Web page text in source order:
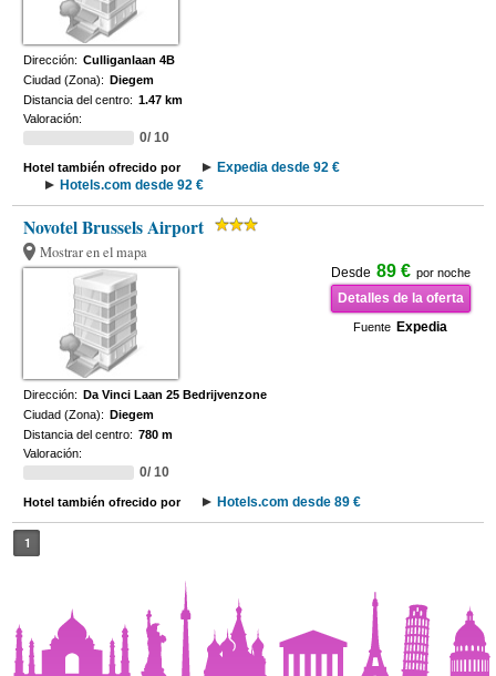
Dirección: Culliganlaan 4B
Ciudad (Zona): Diegem
Distancia del centro: 1.47 km
Valoración:
0/ 10
Hotel también ofrecido por
Expedia desde 92 €
Hotels.com desde 92 €
Novotel Brussels Airport
Mostrar en el mapa
Desde 89 € por noche
Detalles de la oferta
Fuente Expedia
Dirección: Da Vinci Laan 25 Bedrijvenzone
Ciudad (Zona): Diegem
Distancia del centro: 780 m
Valoración:
0/ 10
Hotel también ofrecido por Hotels.com desde 89 €
1